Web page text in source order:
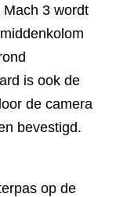
3 wordt
is ook de
de camera
bevestigd.
op de